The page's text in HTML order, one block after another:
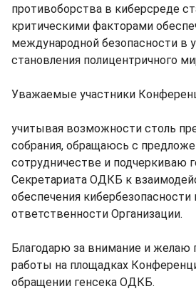
противоборства в киберсреде
критическими факторами
международной безопасности в
становления полицентричного
Уважаемые участники
учитывая возможности столь
собрания, обращаюсь с
сотрудничестве и подчеркиваю
Секретариата ОДКБ к
обеспечения кибербезопасности
ответственности Организации.
Благодарю за внимание и желаю
работы на площадках
обращении генсека ОДКБ.